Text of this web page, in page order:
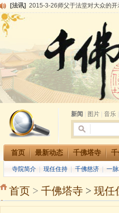
[法讯] 2015-3-26师父于法堂对大众的开
[法讯]
恭请海涛法师莅临千佛塔寺弘法
2014年七月大法会 祈福息灾地藏
[法讯]
千佛塔寺云门佛学院女众部2014
[法讯] 千佛塔寺兴建佛学院综合大楼缘起
[法讯]
共赴华藏世界 进入最后七天倒计
[法讯]
千佛塔寺阅藏堂周末阅藏报名通知
[法讯]
清明节祭祖报恩地藏法会
[法讯] 本寺方丈上明下慧尼和尚开讲《六
新闻
图片 音乐
首页 最新动态 千佛塔寺
寺院简介 现任住持 千佛慈济 一
首页 > 千佛塔寺 > 现任